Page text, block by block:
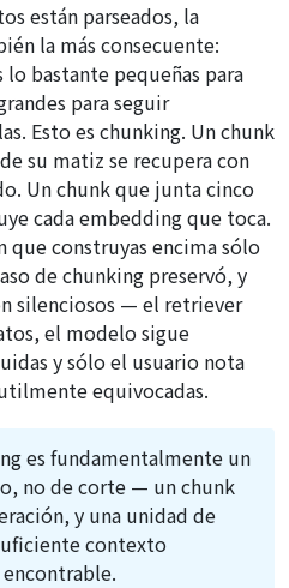
están parseados, la
la más consecuente:
bastante pequeñas para
para seguir
Esto es chunking. Un chunk
su matiz se recupera con
Un chunk que junta cinco
cada embedding que toca.
que construyas encima sólo
de chunking preservó, y
silenciosos — el retriever
el modelo sigue
y sólo el usuario nota
equivocadas.
es fundamentalmente un
no de corte — un chunk
y una unidad de
contexto